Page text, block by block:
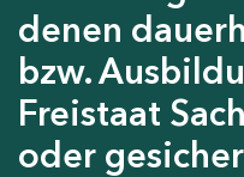
denen
bzw.
Freistaat
oder